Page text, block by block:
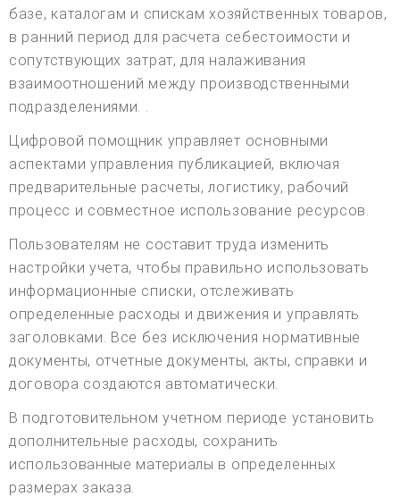
базе, каталогам и спискам хозяйственных товаров,
в ранний период для расчета себестоимости и
сопутствующих затрат, для налаживания
взаимоотношений между производственными
подразделениями. .
Цифровой помощник управляет основными
аспектами управления публикацией, включая
предварительные расчеты, логистику, рабочий
процесс и совместное использование ресурсов.
Пользователям не составит труда изменить
настройки учета, чтобы правильно использовать
информационные списки, отслеживать
определенные расходы и движения и управлять
заголовками. Все без исключения нормативные
документы, отчетные документы, акты, справки и
договора создаются автоматически.
В подготовительном учетном периоде установить
дополнительные расходы, сохранить
использованные материалы в определенных
размерах заказа.